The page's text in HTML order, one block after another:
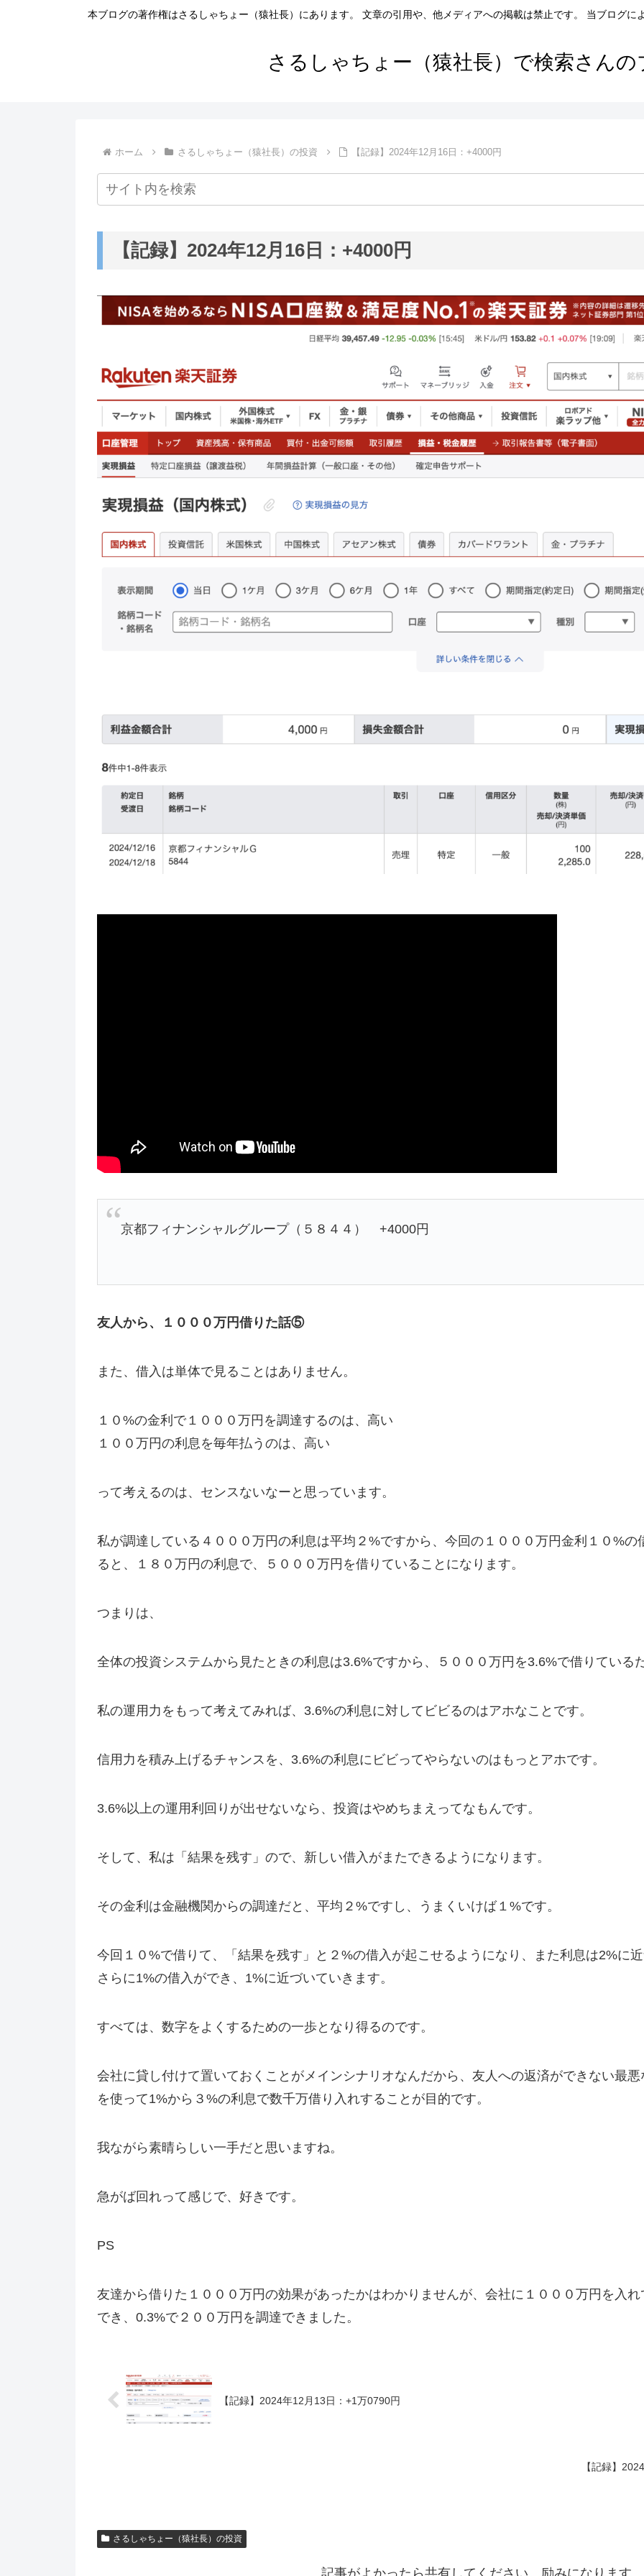
本ブログの著作権はさるしゃちょー（猿社長）にあります。 文章の引用や、他メディアへの掲載は禁止です。 当ブログに
さるしゃちょー（猿社長）で検索さんの
ホーム さるしゃちょー（猿社長）の投資 【記録】2024年12月16日：+4000円
【記録】2024年12月16日：+4000円
京都フィナンシャルグループ（５８４４） +4000円
友人から、１０００万円借りた話⑤
また、借入は単体で見ることはありません。
１０%の金利で１０００万円を調達するのは、高い
１００万円の利息を毎年払うのは、高い
って考えるのは、センスないなーと思っています。
私が調達している４０００万円の利息は平均２%ですから、今回の１０００万円金利１０%の
ると、１８０万円の利息で、５０００万円を借りていることになります。
つまりは、
全体の投資システムから見たときの利息は3.6%ですから、５０００万円を3.6%で借りている
私の運用力をもって考えてみれば、3.6%の利息に対してビビるのはアホなことです。
信用力を積み上げるチャンスを、3.6%の利息にビビってやらないのはもっとアホです。
3.6%以上の運用利回りが出せないなら、投資はやめちまえってなもんです。
そして、私は「結果を残す」ので、新しい借入がまたできるようになります。
その金利は金融機関からの調達だと、平均２%ですし、うまくいけば１%です。
今回１０%で借りて、「結果を残す」と２%の借入が起こせるようになり、また利息は2%に
さらに1%の借入ができ、1%に近づいていきます。
すべては、数字をよくするための一歩となり得るのです。
会社に貸し付けて置いておくことがメインシナリオなんだから、友人への返済ができない最
を使って1%から３%の利息で数千万借り入れすることが目的です。
我ながら素晴らしい一手だと思いますね。
急がば回れって感じで、好きです。
PS
友達から借りた１０００万円の効果があったかはわかりませんが、会社に１０００万円を入
でき、0.3%で２００万円を調達できました。
【記録】2024年12月13日：+1万0790円
【記録】
さるしゃちょー（猿社長）の投資